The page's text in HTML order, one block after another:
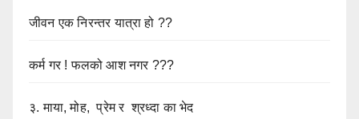
जीवन एक निरन्तर यात्रा हो ??
कर्म गर ! फलको आश नगर ???
३. माया, मोह, प्रेम र श्रध्दा का भेद